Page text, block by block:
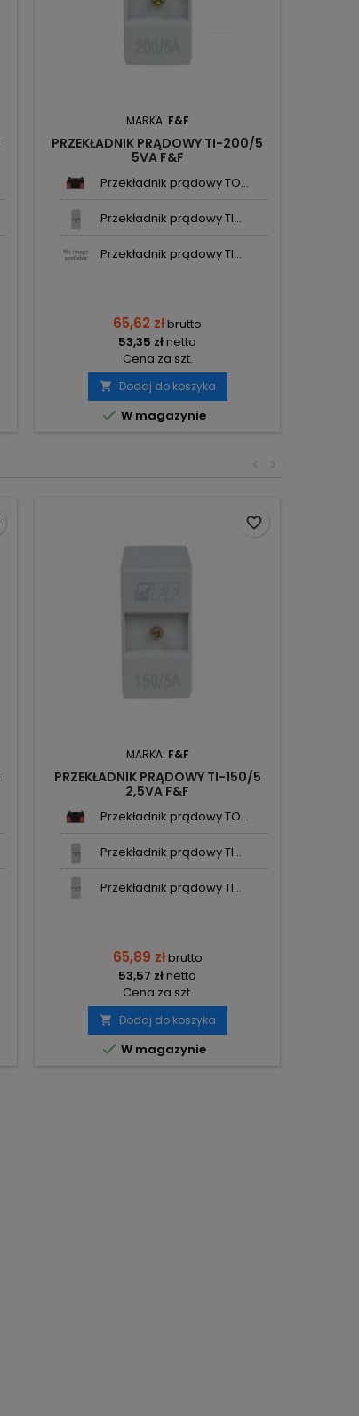
MARKA: F&F
PRZEKŁADNIK PRĄDOWY TI-200/5
5VA F&F
Przekładnik prądowy TO...
Przekładnik prądowy TI...
Przekładnik prądowy TI...
65,62 złbrutto
53,35 złnetto
Cena za szt.
 Dodaj do koszyka
 W magazynie
>
<
MARKA: F&F
PRZEKŁADNIK PRĄDOWY TI-150/5
2,5VA F&F
Przekładnik prądowy TO...
Przekładnik prądowy TI...
Przekładnik prądowy TI...
65,89 złbrutto
53,57 złnetto
Cena za szt.
 Dodaj do koszyka
 W magazynie
favorite_border